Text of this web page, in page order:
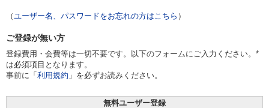
（ユーザー名、パスワードをお忘れの方はこちら ）
ご登録が無い方
登録費用・会費等は一切不要です。以下のフォームにご入力ください。*
は必須項目となります。
事前に「 利用規約 」を必ずお読みください。
無料ユーザー登録